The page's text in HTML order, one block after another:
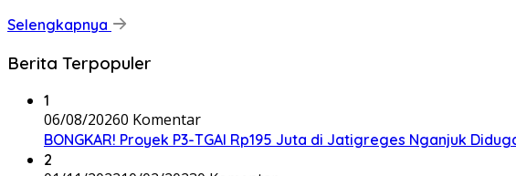
Selengkapnya
Berita Terpopuler
1
06/08/20260 Komentar
BONGKAR! Proyek P3-TGAI Rp195 Juta di Jatigreges Nganjuk
2